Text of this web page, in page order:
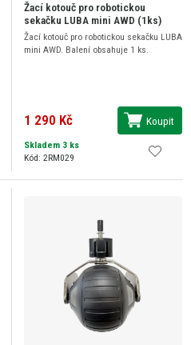
Žací kotouč pro robotickou
sekačku LUBA mini AWD (1ks)
Žací kotouč pro robotickou sekačku LUBA
mini AWD. Balení obsahuje 1 ks.
1 290 Kč Koupit
Skladem 3 ks
Kód: 2RM029